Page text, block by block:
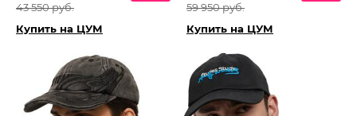
43 550 руб.
Купить на ЦУМ
59 950 руб.
Купить на ЦУМ